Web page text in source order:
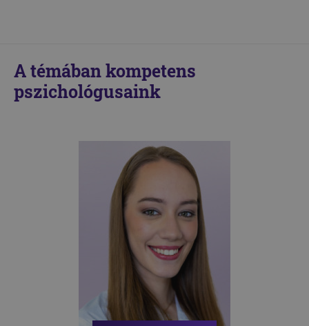
A témában kompetens
pszichológusaink